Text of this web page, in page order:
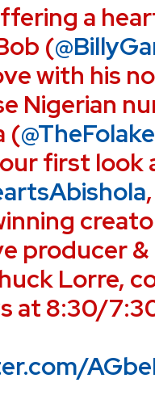
a
(
with his
Nigerian
(@TheFolake
first look
producer &
Lorre,
at 8:30/